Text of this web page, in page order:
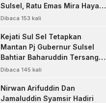
Sulsel, Ratu Emas Mira Hayati
dan Pemilik Raja Glow Sakit
Tersangka
Dibaca 153 kali
Kejati Sul Sel Tetapkan
Mantan Pj Gubernur Sulsel
Bahtiar Baharuddin Tersangka
Kasus Korupsi Bibit Nanas
Dibaca 145 kali
Nirwan Arifuddin Dan
Jamaluddin Syamsir Hadiri